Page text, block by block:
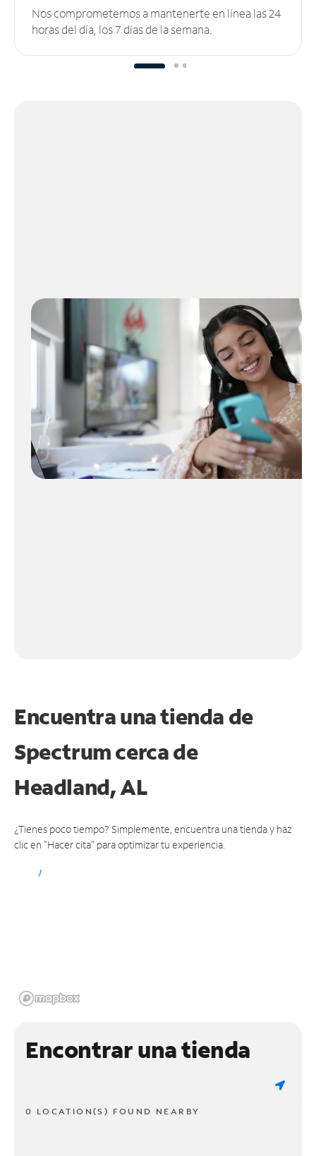
Nos comprometemos a mantenerte en línea las 24
horas del día, los 7 días de la semana.
Encuentra una tienda de
Spectrumcerca de
Headland, AL
¿Tienes poco tiempo? Simplemente, encuentra una tienda y haz
clic en "Hacer cita" para optimizar tu experiencia.
Encontrar una tienda
0 LOCATION(S) FOUND NEARBY